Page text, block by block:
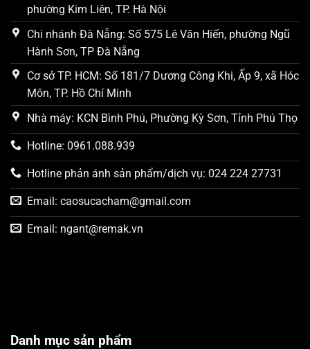
phường Kim Liên, TP. Hà Nội
Chi nhánh Đà Nẵng: Số 575 Lê Văn Hiến, phường Ngũ
Hành Sơn, TP Đà Nẵng
Cơ sở TP. HCM: Số 181/7 Dương Công Khi, Ấp 9, xã Hóc
Môn, TP. Hồ Chí Minh
Nhà máy: KCN Bình Phú, Phường Kỳ Sơn, Tỉnh Phú Thọ
Hotline: 0961.088.939
Hotline phản ánh sản phẩm/dịch vụ: 024 224 27731
Email: caosucacham@gmail.com
Email: ngant@remak.vn
Danh mục sản phẩm